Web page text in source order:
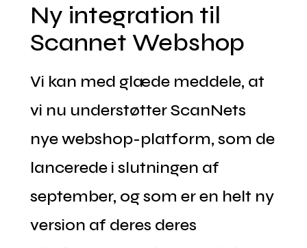
Ny integration til
Scannet Webshop
Vi kan med glæde meddele, at
vi nu understøtter ScanNets
nye webshop-platform, som de
lancerede i slutningen af
september, og som er en helt ny
version af deres deres